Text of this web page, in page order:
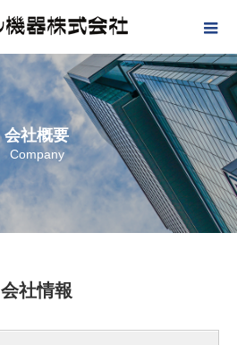
会社概要
Company
会社情報